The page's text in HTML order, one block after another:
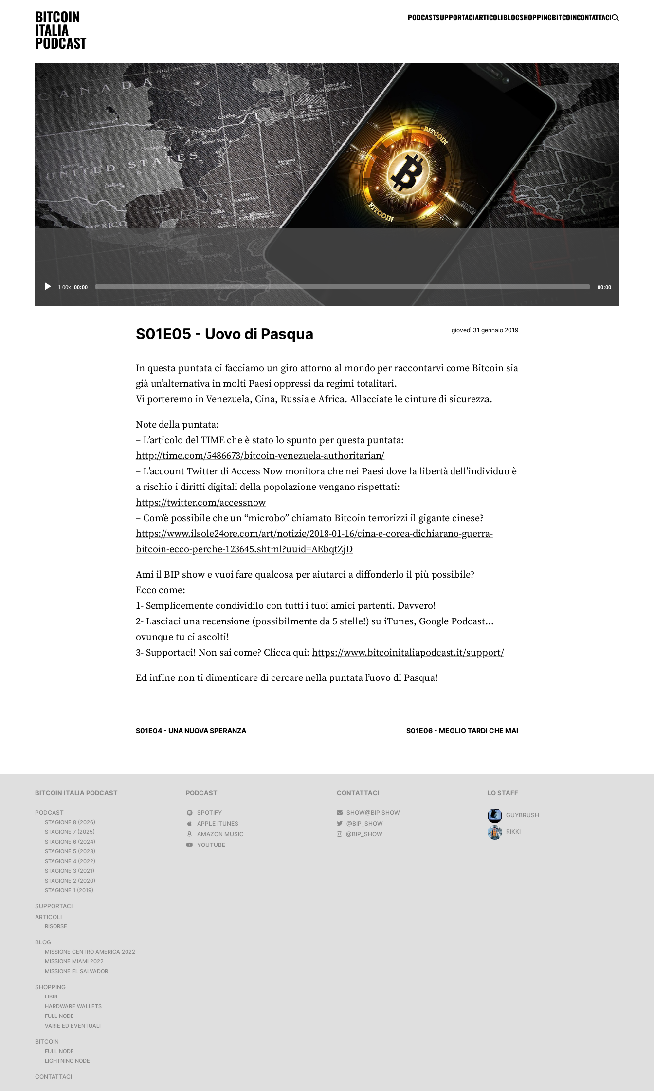
BITCOIN
ITALIA
PODCAST
PODCASTSUPPORTACIARTICOLIBLOGSHOPPINGBITCOINCONTATTACI
Audio
1.00x 00:00 00:00
S01E05 - Uovo di Pasqua giovedì 31 gennaio 2019
In questa puntata ci facciamo un giro attorno al mondo per raccontarvi come Bitcoin sia
già un’alternativa in molti Paesi oppressi da regimi totalitari.
Vi porteremo in Venezuela, Cina, Russia e Africa. Allacciate le cinture di sicurezza.
Note della puntata:
– L’articolo del TIME che è stato lo spunto per questa puntata:
http://time.com/5486673/bitcoin-venezuela-authoritarian/
– L’account Twitter di Access Now monitora che nei Paesi dove la libertà dell’individuo è
a rischio i diritti digitali della popolazione vengano rispettati:
https://twitter.com/accessnow
– Com’è possibile che un “microbo” chiamato Bitcoin terrorizzi il gigante cinese?
https://www.ilsole24ore.com/art/notizie/2018-01-16/cina-e-corea-dichiarano-guerra-
bitcoin-ecco-perche-123645.shtml?uuid=AEbqtZjD
Ami il BIP show e vuoi fare qualcosa per aiutarci a diffonderlo il più possibile?
Ecco come:
1- Semplicemente condividilo con tutti i tuoi amici partenti. Davvero!
2- Lasciaci una recensione (possibilmente da 5 stelle!) su iTunes, Google Podcast…
ovunque tu ci ascolti!
3- Supportaci! Non sai come? Clicca qui:https://www.bitcoinitaliapodcast.it/support/
Ed infine non ti dimenticare di cercare nella puntata l’uovo di Pasqua!
S01E04 - UNA NUOVA SPERANZA S01E06 - MEGLIO TARDI CHE MAI
BITCOIN ITALIA PODCAST
PODCAST
STAGIONE 8 (2026)
STAGIONE 7 (2025)
STAGIONE 6 (2024)
STAGIONE 5 (2023)
STAGIONE 4 (2022)
STAGIONE 3 (2021)
STAGIONE 2 (2020)
STAGIONE 1 (2019)
SUPPORTACI
ARTICOLI
RISORSE
BLOG
MISSIONE CENTRO AMERICA 2022
MISSIONE MIAMI 2022
MISSIONE EL SALVADOR
SHOPPING
LIBRI
HARDWARE WALLETS
FULL NODE
VARIE ED EVENTUALI
BITCOIN
FULL NODE
LIGHTNING NODE
CONTATTACI
PODCAST
SPOTIFY
APPLE ITUNES
AMAZON MUSIC
YOUTUBE
CONTATTACI
SHOW@BIP.SHOW
@BIP_SHOW
@BIP_SHOW
LO STAFF
GUYBRUSH
RIKKI